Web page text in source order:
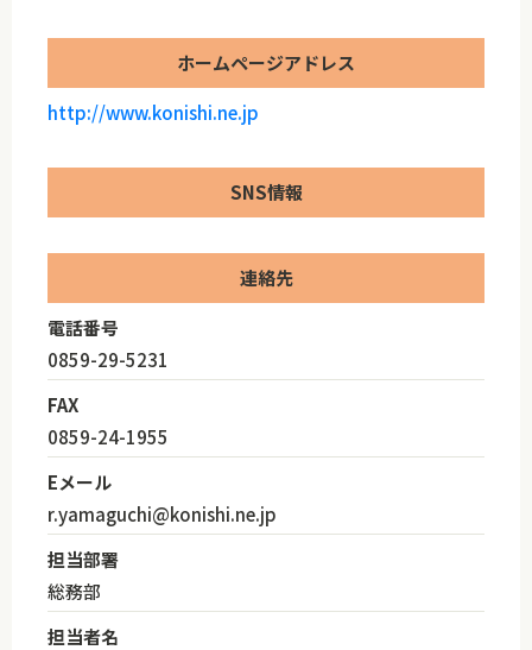
ホームページアドレス
http://www.konishi.ne.jp
SNS情報
連絡先
電話番号
0859-29-5231
FAX
0859-24-1955
Eメール
r.yamaguchi@konishi.ne.jp
担当部署
総務部
担当者名